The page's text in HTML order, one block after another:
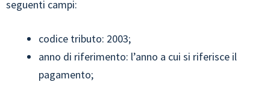
seguenti campi:
codice tributo: 2003;
anno di riferimento: l’anno a cui si riferisce il
pagamento;